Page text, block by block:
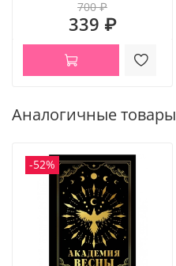
700 ₽
339 ₽
Аналогичные товары
-52%